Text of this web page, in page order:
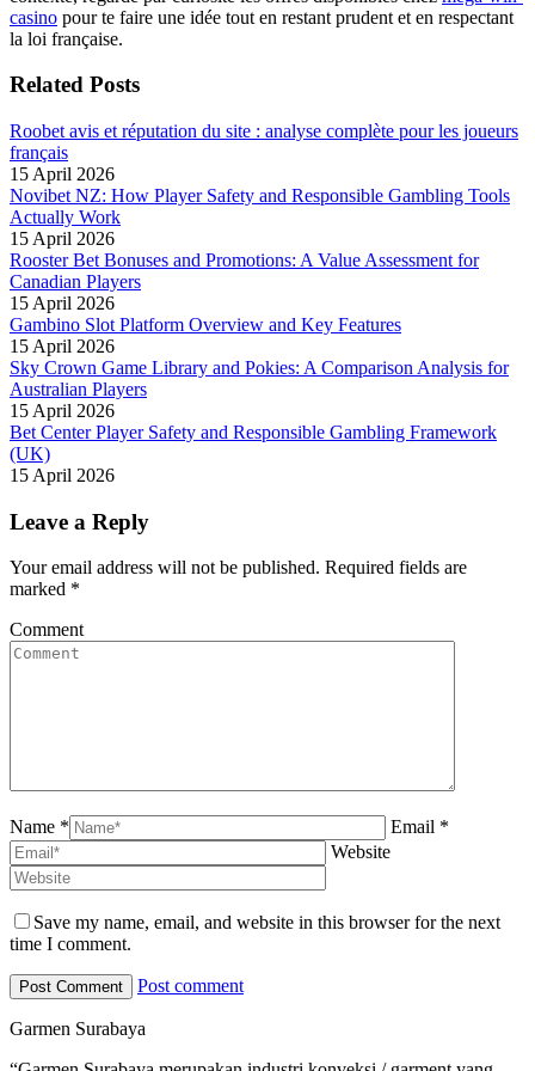
casino pour te faire une idée tout en restant prudent et en respectant
la loi française.
Related Posts
Roobet avis et réputation du site : analyse complète pour les joueurs
français
15 April 2026
Novibet NZ: How Player Safety and Responsible Gambling Tools
Actually Work
15 April 2026
Rooster Bet Bonuses and Promotions: A Value Assessment for
Canadian Players
15 April 2026
Gambino Slot Platform Overview and Key Features
15 April 2026
Sky Crown Game Library and Pokies: A Comparison Analysis for
Australian Players
15 April 2026
Bet Center Player Safety and Responsible Gambling Framework
(UK)
15 April 2026
Leave a Reply
Your email address will not be published. Required fields are
marked *
Comment
Name *
Email *
Website
Save my name, email, and website in this browser for the next
time I comment.
Post comment
Garmen Surabaya